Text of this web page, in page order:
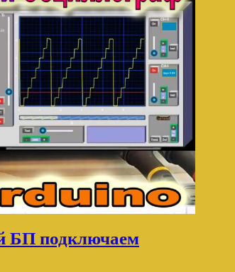
БП подключаем